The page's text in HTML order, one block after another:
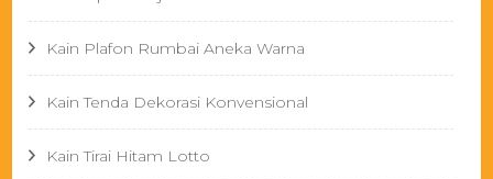
Kain Plafon Rumbai Aneka Warna
Kain Tenda Dekorasi Konvensional
Kain Tirai Hitam Lotto